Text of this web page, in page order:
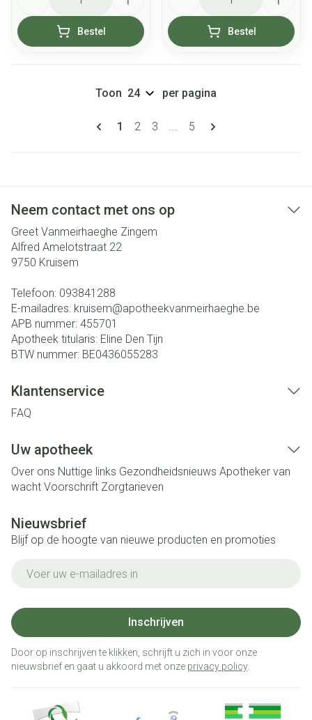
Bestel Bestel
Pagina's
U lees momenteel pagina
1 Pagina
2 Pagina
3 ... Pagina
5
Toon per pagina
Neem contact met ons op
Greet Vanmeirhaeghe Zingem
Alfred Amelotstraat 22
9750 Kruisem
Telefoon: 093841288
E-mailadres: kruisem@apotheekvanmeirhaeghe.be
APB nummer: 455701
Apotheek titularis: Eline Den Tijn
BTW nummer: BE0436055283
Klantenservice
FAQ
Uw apotheek
Over ons Nuttige links Gezondheidsnieuws Apotheker van
wacht Voorschrift Zorgtarieven
Nieuwsbrief
Blijf op de hoogte van nieuwe producten en promoties
Inschrijven
Door op inschrijven te klikken, schrijft u zich in voor onze
nieuwsbrief en gaat u akkoord met onze privacy policy.